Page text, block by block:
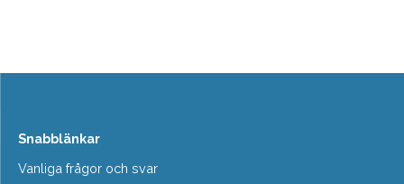
Snabblänkar
Vanliga frågor och svar